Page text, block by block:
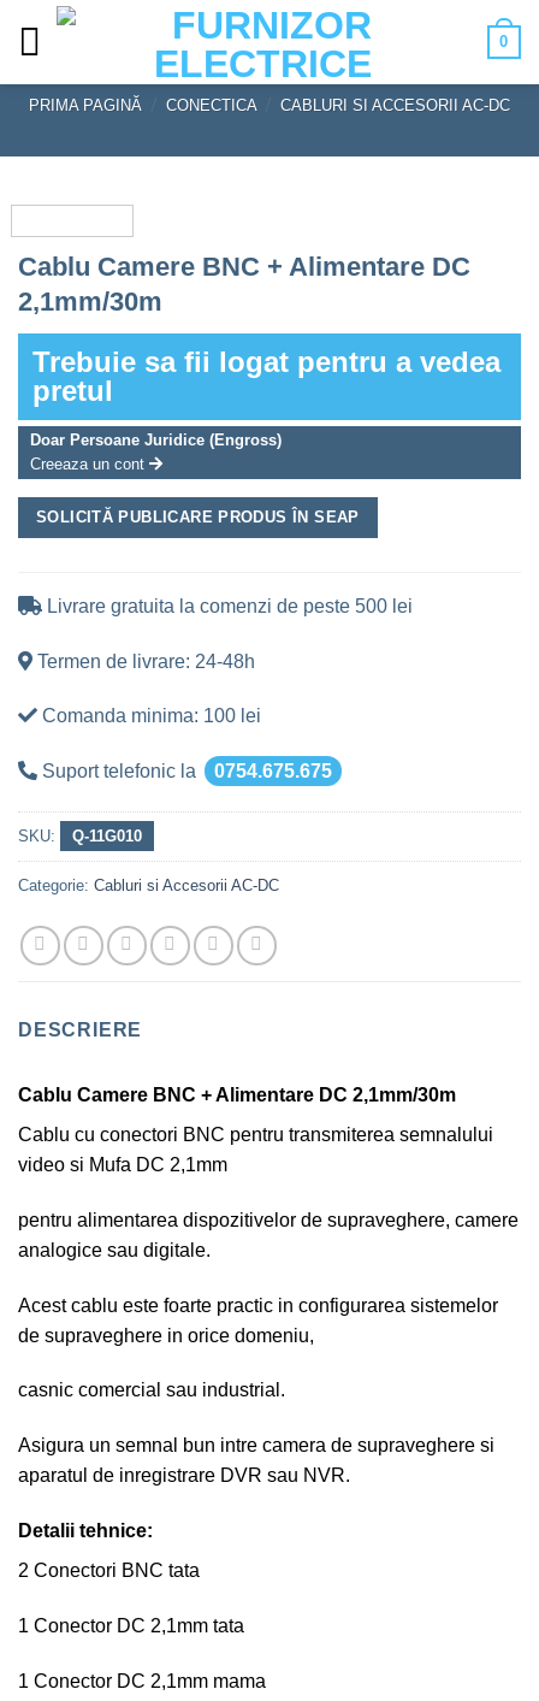
0
PRIMA PAGINĂ CONECTICA CABLURI SI ACCESORII AC-DC
Cablu Camere BNC + Alimentare DC
2,1mm/30m
Trebuie sa fii logat pentru a vedea
pretul
Doar Persoane Juridice (Engross)
Creeaza un cont
SOLICITĂ PUBLICARE PRODUS ÎN SEAP
Livrare gratuita la comenzi de peste 500 lei
Termen de livrare: 24-48h
Comanda minima: 100 lei
Suport telefonic la 0754.675.675
SKU: Q-11G010
Categorie: Cabluri si Accesorii AC-DC
DESCRIERE
Cablu Camere BNC + Alimentare DC 2,1mm/30m
Cablu cu conectori BNC pentru transmiterea semnalului
video si Mufa DC 2,1mm
pentru alimentarea dispozitivelor de supraveghere, camere
analogice sau digitale.
Acest cablu este foarte practic in configurarea sistemelor
de supraveghere in orice domeniu,
casnic comercial sau industrial.
Asigura un semnal bun intre camera de supraveghere si
aparatul de inregistrare DVR sau NVR.
Detalii tehnice:
2 Conectori BNC tata
1 Conector DC 2,1mm tata
1 Conector DC 2,1mm mama